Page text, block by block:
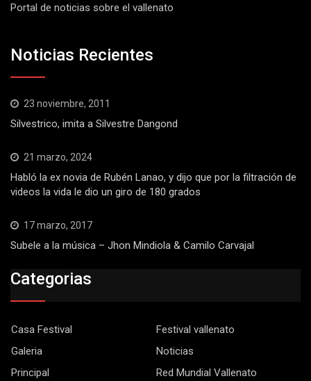
Portal de noticias sobre el vallenato
Noticias Recientes
23 noviembre, 2011
Silvestrico, imita a Silvestre Dangond
21 marzo, 2024
Habló la ex novia de Rubén Lanao, y dijo que por la filtración de
videos la vida le dio un giro de 180 grados
17 marzo, 2017
Subele a la música – Jhon Mindiola & Camilo Carvajal
Categorias
Casa Festival
Festival vallenato
Galeria
Noticias
Principal
Red Mundial Vallenato